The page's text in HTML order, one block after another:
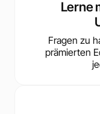
Lerne
Fragen zu
prämierten